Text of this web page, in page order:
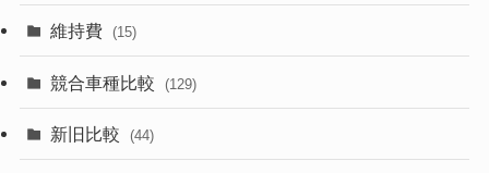
(357)
(328)
(85)
(84) (3)
(3) (5)
維持費 (15)
競合車種比較 (129)
新旧比較 (44)